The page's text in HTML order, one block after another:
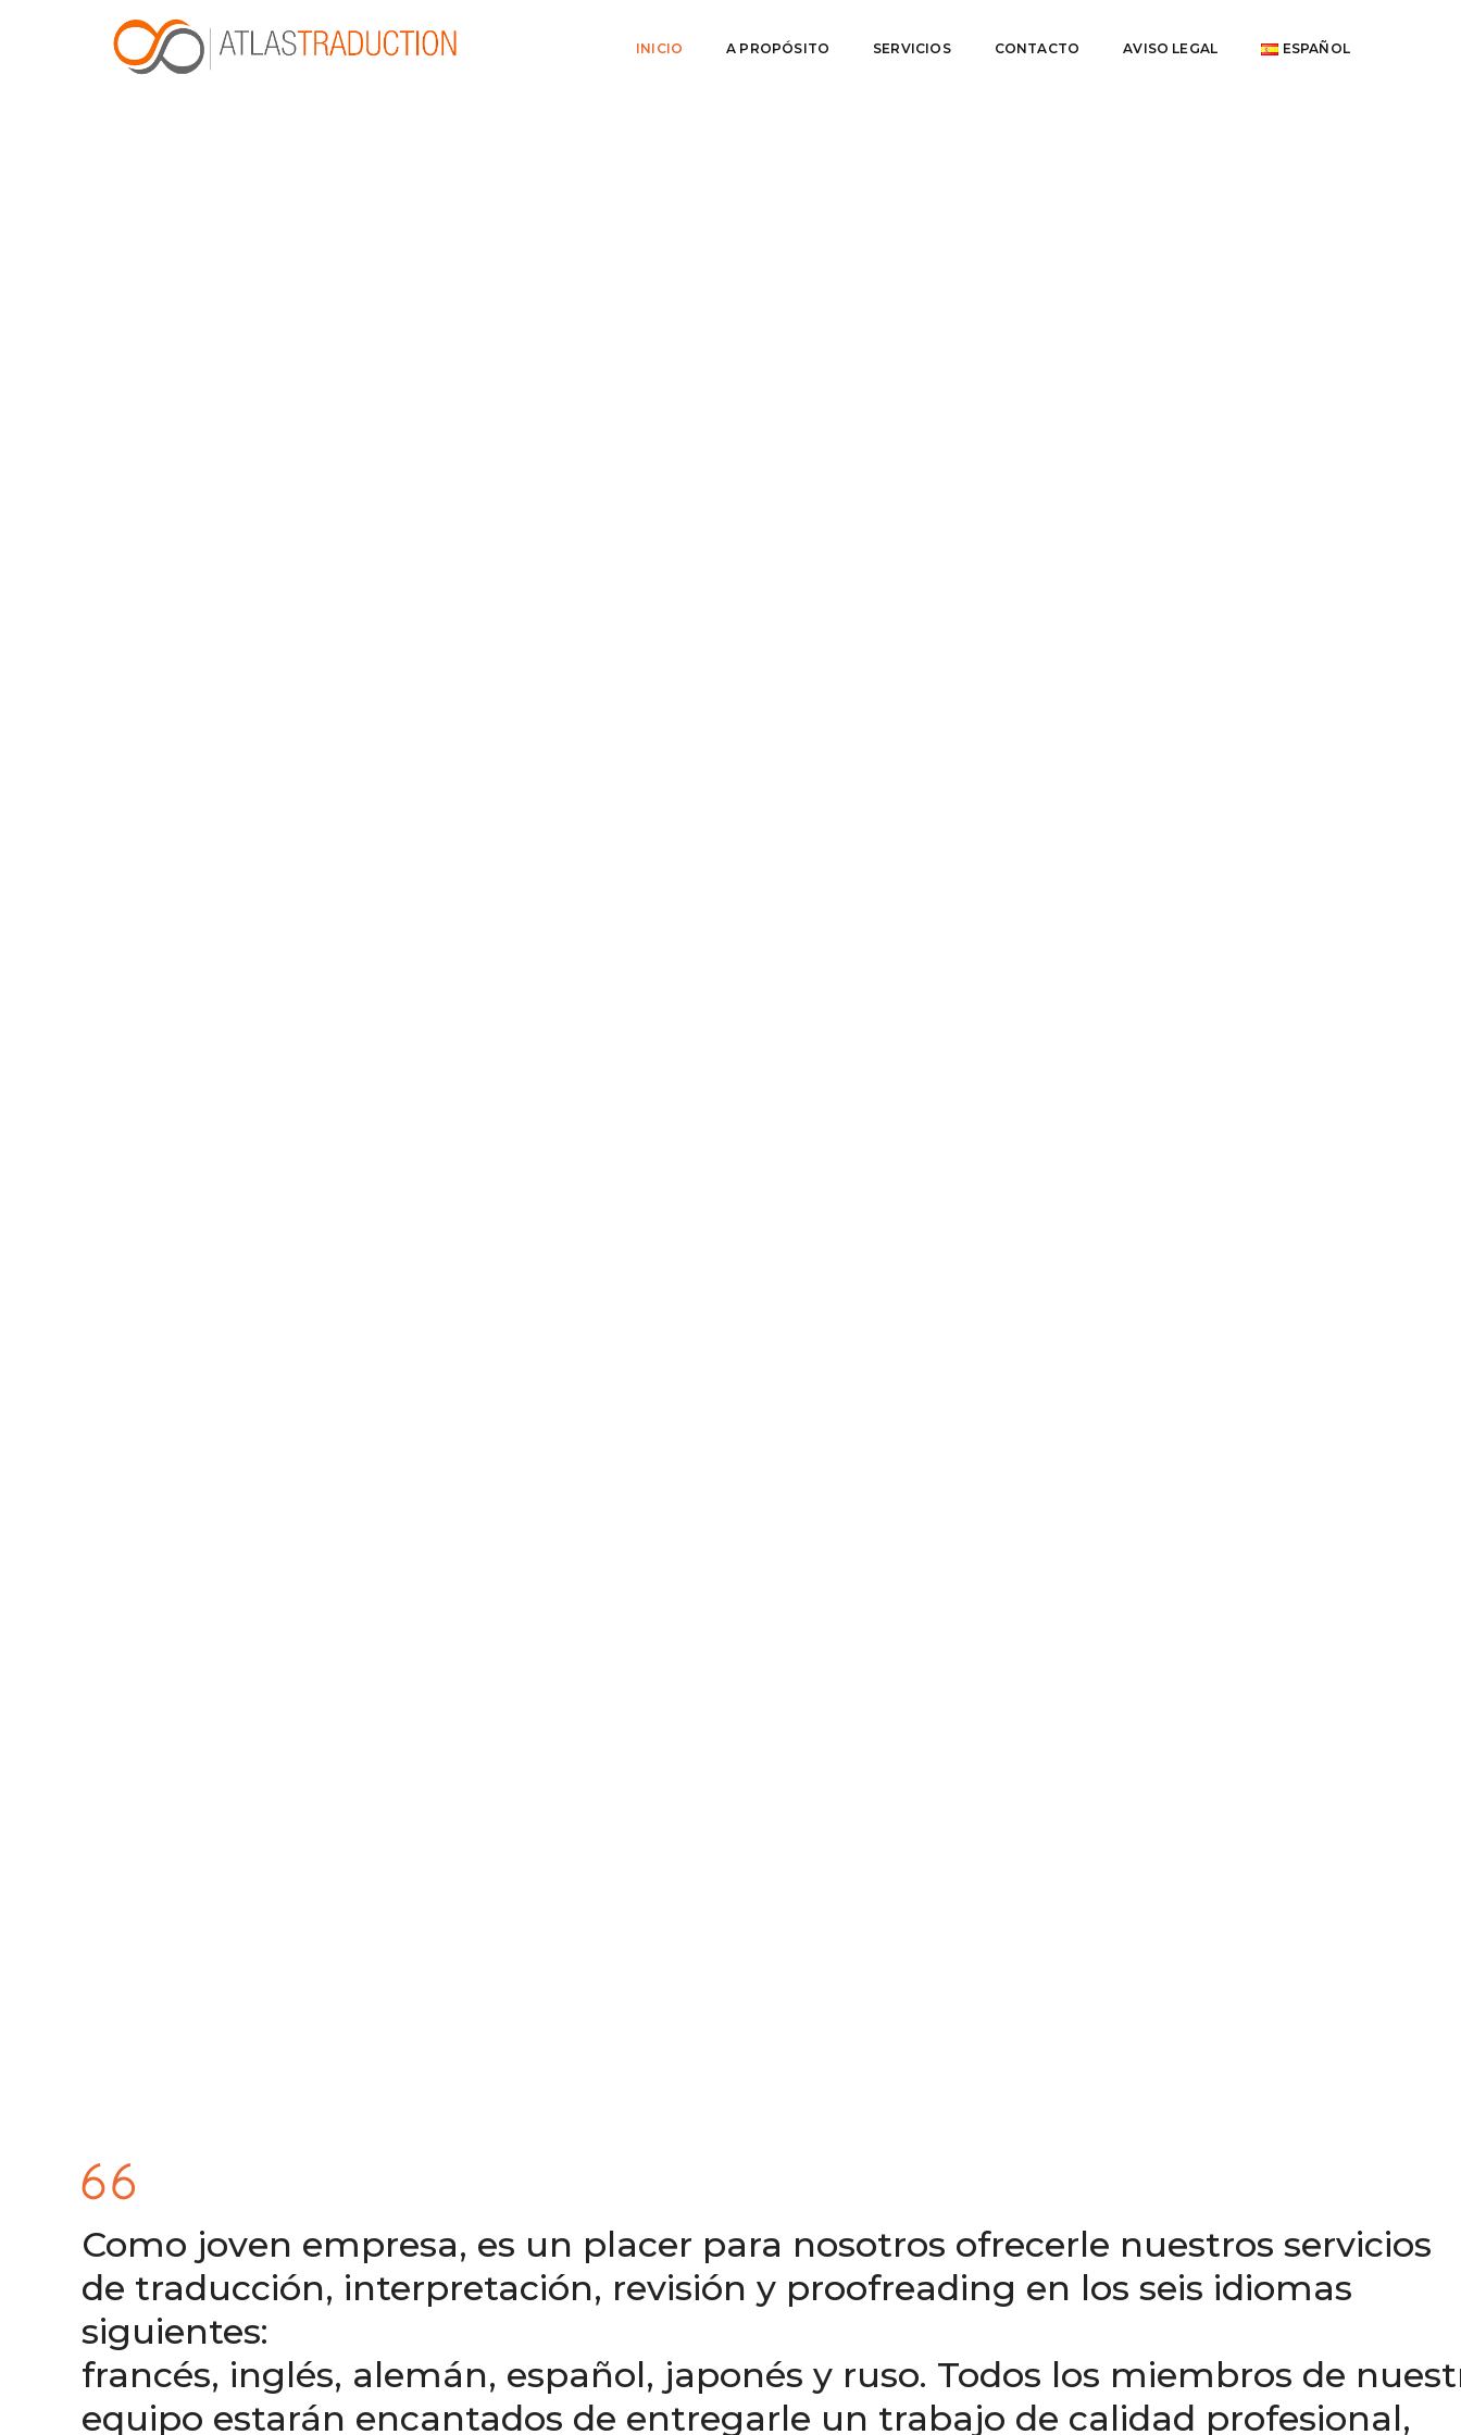
INICIO A PROPÓSITO SERVICIOS CONTACTO AVISO LEGAL ESPAÑOL
Como joven empresa, es un placer para nosotros ofrecerle nuestros servicios
de traducción, interpretación, revisión y proofreading en los seis idiomas
siguientes:
francés, inglés, alemán, español, japonés y ruso. Todos los miembros de
equipo estarán encantados de entregarle un trabajo de calidad profesional,